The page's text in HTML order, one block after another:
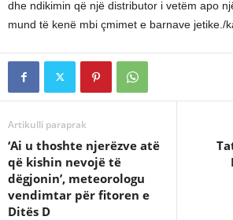
dhe ndikimin që një distributor i vetëm apo
mund të kenë mbi çmimet e barnave jetike./
Artikulli paraprak
‘Ai u thoshte njerëzve atë
që kishin nevojë të
dëgjonin’, meteorologu
vendimtar për fitoren e
Ditës D